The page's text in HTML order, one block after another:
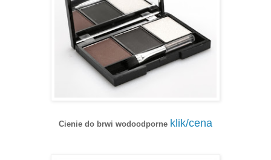
Cienie do brwi wodoodporne klik/cena